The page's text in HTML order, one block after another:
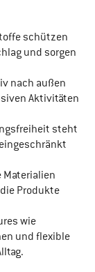
schützen
und sorgen
nach außen
Aktivitäten
steht
Produkte
wie
und flexible